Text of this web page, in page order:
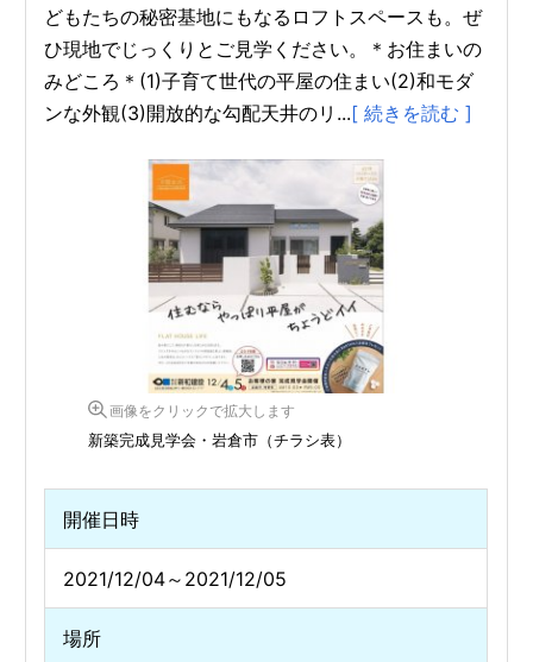
どもたちの秘密基地にもなるロフトスペースも。ぜ
ひ現地でじっくりとご見学ください。＊お住まいの
みどころ＊(1)子育て世代の平屋の住まい(2)和モダ
ンな外観(3)開放的な勾配天井のリ...[ 続きを読む ]
画像をクリックで拡大します
新築完成見学会・岩倉市（チラシ表）
開催日時
2021/12/04～2021/12/05
場所